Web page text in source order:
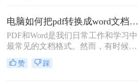
和编辑。那么电脑怎么把pdf转换成
word呢？本文将为您介绍几种方法和
工具，让您轻松实现这个目标。
电脑如何把pdf转换成word文档？试试这个方法吧！
PDF和Word是我们日常工作和学习中
最常见的文档格式。然而，有时候我
们可能会遇到需要将PDF转换成Word
的情况，这样可以方便我们编辑和修
赞 踩